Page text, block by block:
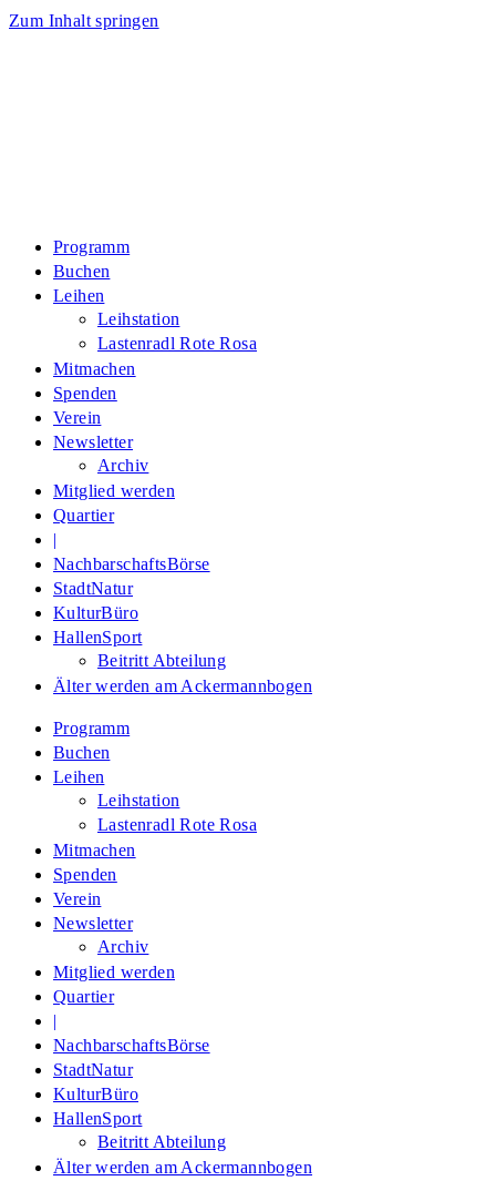
Zum Inhalt springen
Programm
Buchen
Leihen
Leihstation
Lastenradl Rote Rosa
Mitmachen
Spenden
Verein
Newsletter
Archiv
Mitglied werden
Quartier
|
NachbarschaftsBörse
StadtNatur
KulturBüro
HallenSport
Beitritt Abteilung
Älter werden am Ackermannbogen
Programm
Buchen
Leihen
Leihstation
Lastenradl Rote Rosa
Mitmachen
Spenden
Verein
Newsletter
Archiv
Mitglied werden
Quartier
|
NachbarschaftsBörse
StadtNatur
KulturBüro
HallenSport
Beitritt Abteilung
Älter werden am Ackermannbogen